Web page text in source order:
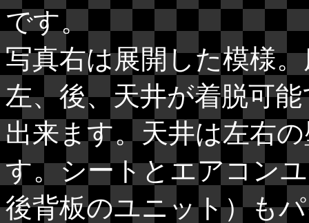
です。
写真右は展開した模様
左、後、天井が着脱可
出来ます。天井は左右
す。シートとエアコン
後背板のユニット）も